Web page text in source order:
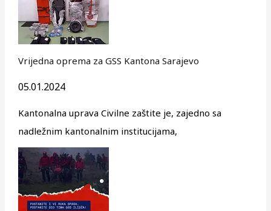
Vrijedna oprema za GSS Kantona Sarajevo
05.01.2024
Kantonalna uprava Civilne zaštite je, zajedno sa
nadležnim kantonalnim institucijama,